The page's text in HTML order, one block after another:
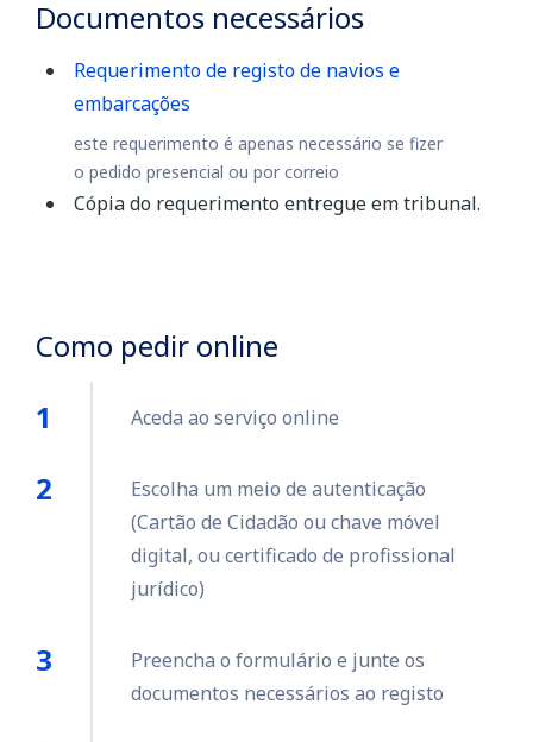
Documentos necessários
Requerimento de registo de navios e
embarcações
este requerimento é apenas necessário se fizer
o pedido presencial ou por correio
Cópia do requerimento entregue em tribunal.
Como pedir online
Aceda ao serviço online
Escolha um meio de autenticação
(Cartão de Cidadão ou chave móvel
digital, ou certificado de profissional
jurídico)
Preencha o formulário e junte os
documentos necessários ao registo